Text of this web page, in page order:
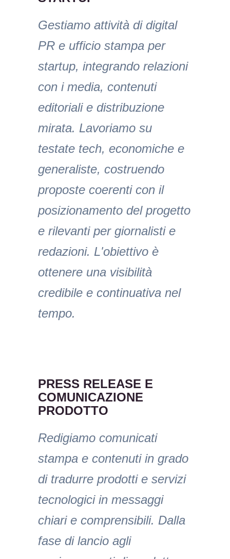
Gestiamo attività di digital
PR e ufficio stampa per
startup, integrando relazioni
con i media, contenuti
editoriali e distribuzione
mirata. Lavoriamo su
testate tech, economiche e
generaliste, costruendo
proposte coerenti con il
posizionamento del progetto
e rilevanti per giornalisti e
redazioni. L'obiettivo è
ottenere una visibilità
credibile e continuativa nel
tempo.
PRESS RELEASE E
COMUNICAZIONE
PRODOTTO
Redigiamo comunicati
stampa e contenuti in grado
di tradurre prodotti e servizi
tecnologici in messaggi
chiari e comprensibili. Dalla
fase di lancio agli